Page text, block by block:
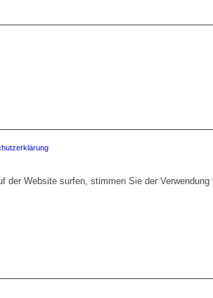
der Website surfen, stimmen Sie der